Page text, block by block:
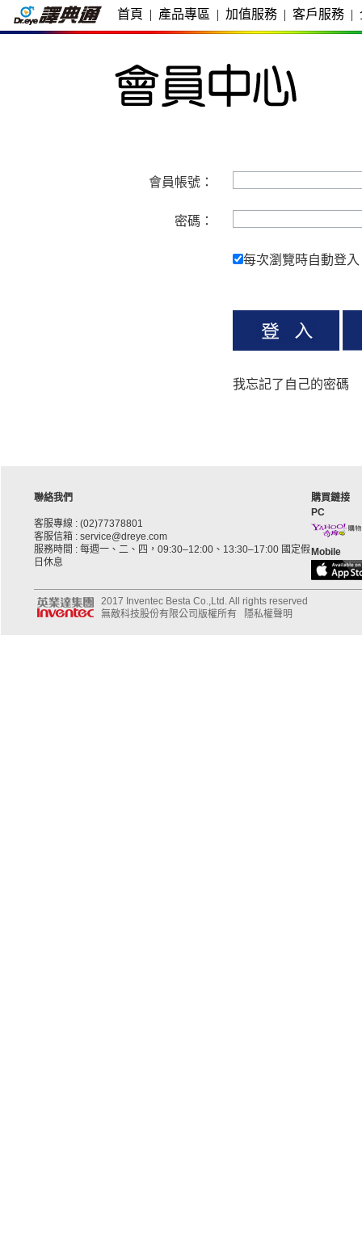
首頁 | 產品專區 | 加值服務 | 客戶服務 |
會員帳號：
密碼：
每次瀏覽時自動登入
我忘記了自己的密碼
聯絡我們
客服專線 : (02)77378801
客服信箱 : service@dreye.com
服務時間 : 每週一、二、四，09:30–12:00、13:30–17:00 國定假
日休息
購買鏈接
PC
Mobile
2017 Inventec Besta Co.,Ltd. All rights reserved
無敵科技股份有限公司版權所有
隱私權聲明